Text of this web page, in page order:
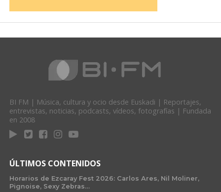
BI FM | Música, cultura y ocio desde Euskadi | Reportajes,
entrevistas, noticias, podcasts, vídeos, fotografías | Fundada
en 2008
ÚLTIMOS CONTENIDOS
Horarios de Ezcaray Fest 2026: Carlos Ares, Nil Moliner,
Pignoise, Sexy Zebras…